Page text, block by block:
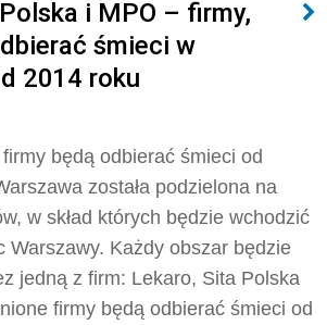
i MPO – firmy,
śmieci w
2014 roku
będą odbierać śmieci od
została podzielona na
w skład których będzie wchodzić
Warszawy. Każdy obszar będzie
jedną z firm: Lekaro, Sita Polska
firmy będą odbierać śmieci od